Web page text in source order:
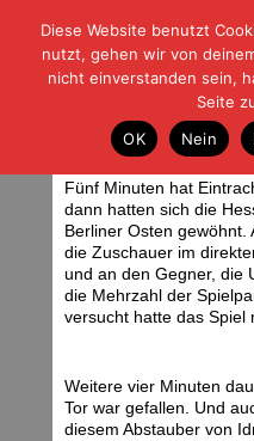
| | |BLOG-G
HOME|REGELN|
Ein Riesenschritt
Dienstag, 27.03.12 | 06:08 Uhr
<div
Fünf Minuten hat
dann hatten sich die
Berliner Osten gewöhnt.
die Zuschauer im
und an den Gegner, die
die Mehrzahl der
versucht hatte das Spiel
Weitere vier Minuten
Tor war gefallen. Und
diesem Abstauber von
Diese Website benutzt
nutzt, gehen wir von
nicht einverstanden sein,
Seite
OK
Nein